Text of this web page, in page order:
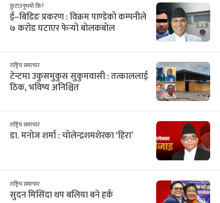
छुटाउनुभयो कि?
ई–बिडिङ प्रकरण : विक्रम पाण्डेको कम्पनीले
७ करोड घटाएर फेर्‍यो बोलकबोल
राष्ट्रिय समाचार
टेन्टमा उकुसमुकुस सुकुमवासी : तत्काललाई
ठिक, भविष्य अनिश्चित
राष्ट्रिय समाचार
डा. मनोज शर्मा : चोलेन्द्रशमशेरका ‘हिरा’
राष्ट्रिय समाचार
सुदन मिसिंदा थप बलिया बने हर्क